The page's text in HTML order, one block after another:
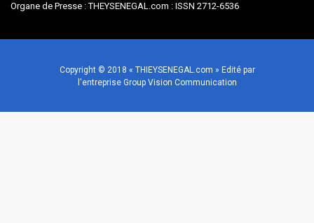
Organe de Presse : THEYSENEGAL.com : ISSN 2712-6536
Copyright © 2018 « THIEYSENEGAL.com » Edité par
l'entreprise Group Vision Communication